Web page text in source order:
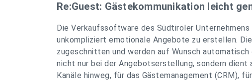
Re:Guest: Gästekommunikation leicht
Die Verkaufssoftware des Südtiroler
unkompliziert emotionale Angebote zu erstellen.
zugeschnitten und werden auf Wunsch
nicht nur bei der Angebotserstellung, sondern dient
Kanäle hinweg, für das Gästemanagement (CRM),